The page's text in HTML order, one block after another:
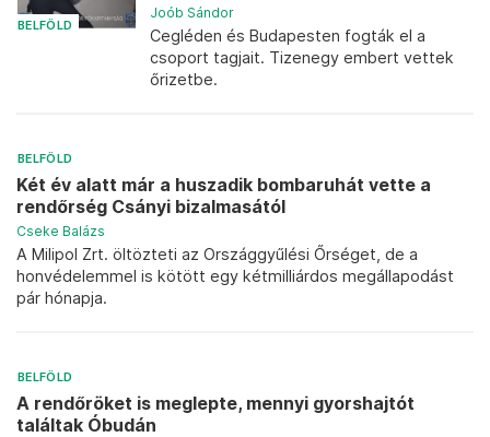
BELFÖLD
Joób Sándor
Cegléden és Budapesten fogták el a
csoport tagjait. Tizenegy embert vettek
őrizetbe.
BELFÖLD
Két év alatt már a huszadik bombaruhát vette a
rendőrség Csányi bizalmasától
Cseke Balázs
A Milipol Zrt. öltözteti az Országgyűlési Őrséget, de a
honvédelemmel is kötött egy kétmilliárdos megállapodást
pár hónapja.
BELFÖLD
A rendőröket is meglepte, mennyi gyorshajtót
találtak Óbudán